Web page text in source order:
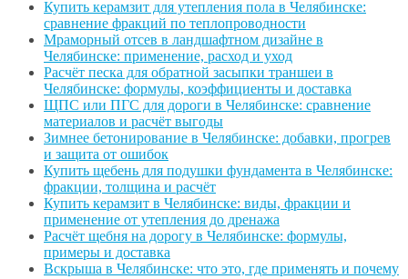
Купить керамзит для утепления пола в Челябинске:
сравнение фракций по теплопроводности
Мраморный отсев в ландшафтном дизайне в
Челябинске: применение, расход и уход
Расчёт песка для обратной засыпки траншеи в
Челябинске: формулы, коэффициенты и доставка
ЩПС или ПГС для дороги в Челябинске: сравнение
материалов и расчёт выгоды
Зимнее бетонирование в Челябинске: добавки, прогрев
и защита от ошибок
Купить щебень для подушки фундамента в Челябинске:
фракции, толщина и расчёт
Купить керамзит в Челябинске: виды, фракции и
применение от утепления до дренажа
Расчёт щебня на дорогу в Челябинске: формулы,
примеры и доставка
Вскрыша в Челябинске: что это, где применять и почему